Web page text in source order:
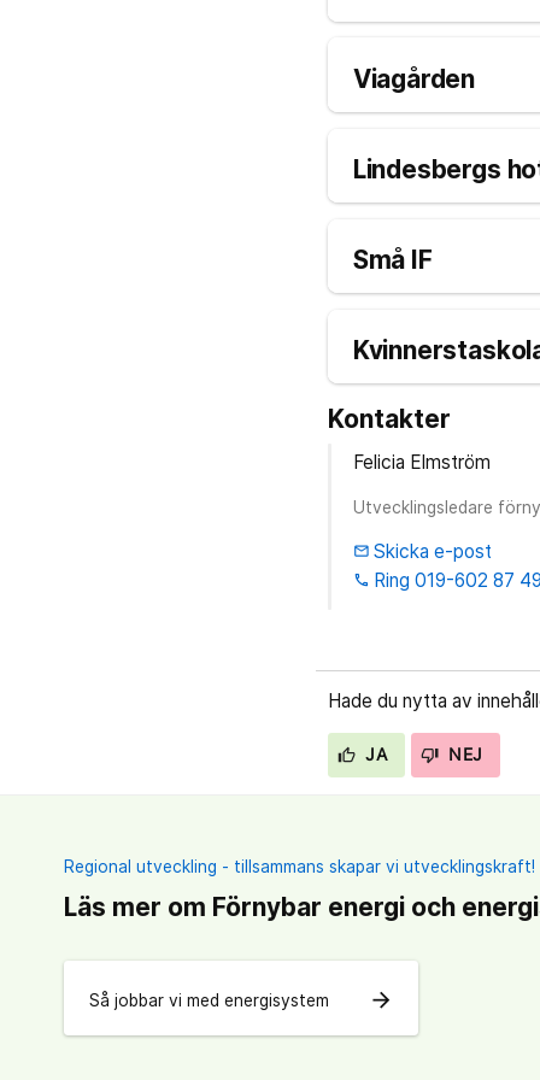
Viagården
Lindesbergs
Små IF
Kontakter
Felicia Elmström
Utvecklingsledare
email Skicka e-post
phone Ring 019-602 87
Hade du nytta av
JA NEJ
Regional utveckling - tillsammans skapar vi utvecklingskraft!
Läs mer om Förnybar energi och
Så jobbar vi med energisystem arrow_forward